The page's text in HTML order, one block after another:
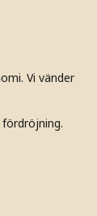
Vi vänder